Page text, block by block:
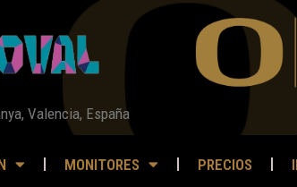
Valencia, España
MONITORES PRECIOS